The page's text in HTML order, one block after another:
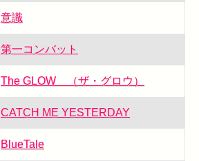
意識
第一コンバット
The GLOW （ザ・グロウ）
CATCH ME YESTERDAY
BlueTale